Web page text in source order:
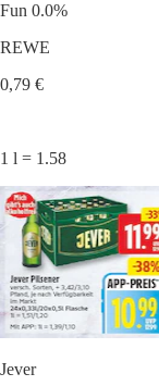
Fun 0.0%
REWE
0,79 €
1 l = 1.58
Jever